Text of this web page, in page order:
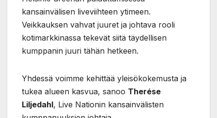
kansainvälisen liveviihteen ytimeen.
Veikkauksen vahvat juuret ja johtava rooli
kotimarkkinassa tekevät siitä täydellisen
kumppanin juuri tähän hetkeen.
Yhdessä voimme kehittää yleisökokemusta ja
tukea alueen kasvua, sanoo Therése
Liljedahl, Live Nationin kansainvälisten